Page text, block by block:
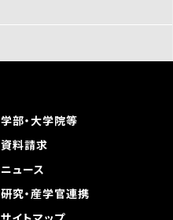
学部・大学院等
資料請求
ニュース
研究・産学官連携